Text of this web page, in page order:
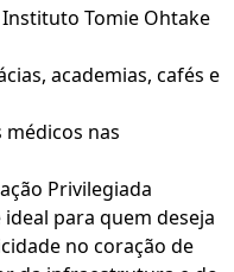
Tomie Ohtake
academias, cafés e
médicos nas
Privilegiada
para quem deseja
no coração de